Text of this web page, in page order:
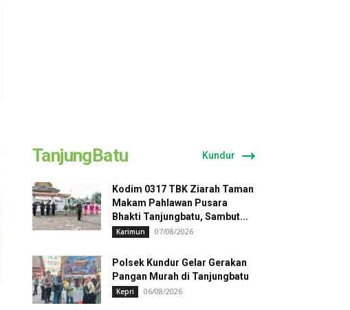
TanjungBatu Kundur
Kodim 0317 TBK Ziarah Taman
Makam Pahlawan Pusara
Bhakti Tanjungbatu, Sambut...
Karimun 07/08/2026
Polsek Kundur Gelar Gerakan
Pangan Murah di Tanjungbatu
Kepri 06/08/2026